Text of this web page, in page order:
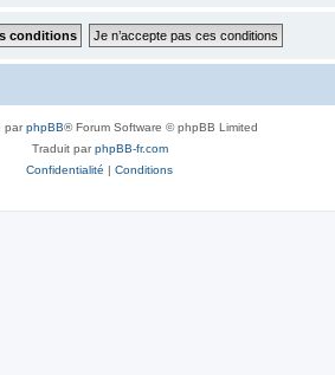
parphpBB® Forum Software © phpBB Limited
Traduit parphpBB-fr.com
Confidentialité | Conditions